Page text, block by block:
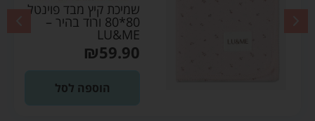
שמיכת קיץ מבד פוינטל
80*80 ורוד בהיר –
LU&ME
₪59.90
הוספה לסל